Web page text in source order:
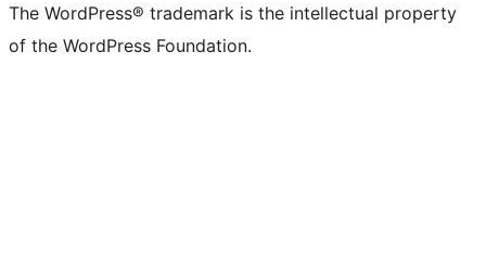
The WordPress® trademark is the intellectual property
of the WordPress Foundation.